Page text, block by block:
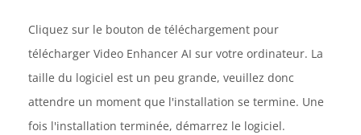
Cliquez sur le bouton de téléchargement pour
télécharger Video Enhancer AI sur votre ordinateur. La
taille du logiciel est un peu grande, veuillez donc
attendre un moment que l'installation se termine. Une
fois l'installation terminée, démarrez le logiciel.